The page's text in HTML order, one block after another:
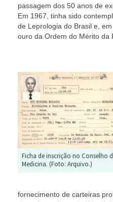
passagem dos 50 anos de
Em 1967, tinha sido
de Leprologia do Brasil e,
ouro da Ordem do Mérito da
Ficha de inscrição no Conselho
Medicina. (Foto: Arquivo.)
fornecimento de carteiras